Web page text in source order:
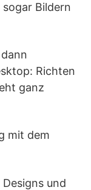
Bildern
Richten
ganz
mit dem
und